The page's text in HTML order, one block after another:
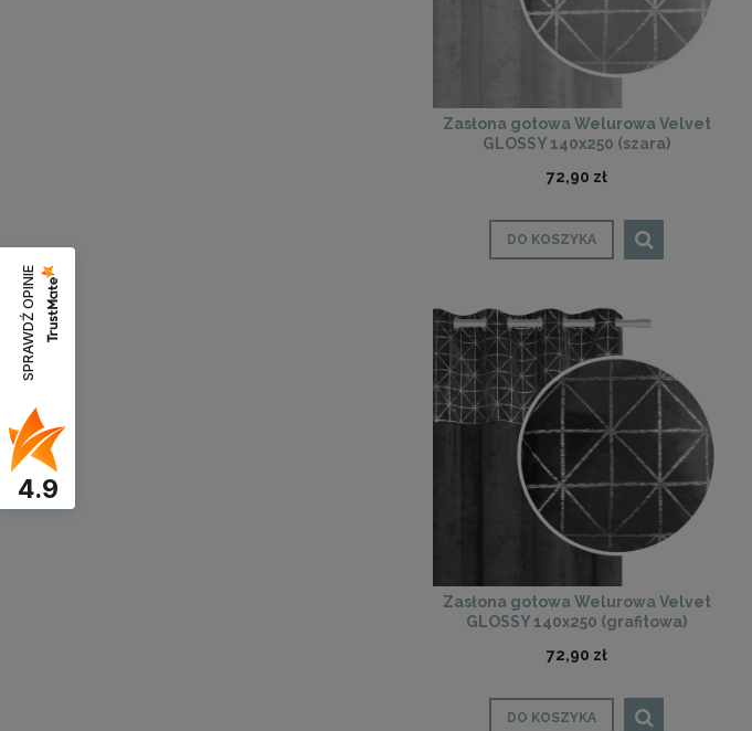
Zasłona gotowa Welurowa Velvet
GLOSSY 140x250 (szara)
72,90 zł
DO KOSZYKA
Zasłona gotowa Welurowa Velvet
GLOSSY 140x250 (grafitowa)
72,90 zł
DO KOSZYKA
SPRAWDŹ OPINIE
4.9